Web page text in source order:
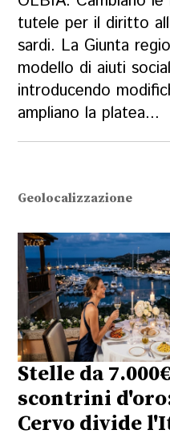
tutele per il diritto
sardi. La Giunta
modello di aiuti
introducendo
ampliano la platea...
Geolocalizzazione
Stelle da
scontrini
Cervo divide